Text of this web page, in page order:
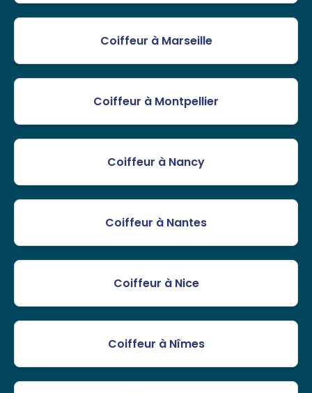
Coiffeur à Marseille
Coiffeur à Montpellier
Coiffeur à Nancy
Coiffeur à Nantes
Coiffeur à Nice
Coiffeur à Nîmes